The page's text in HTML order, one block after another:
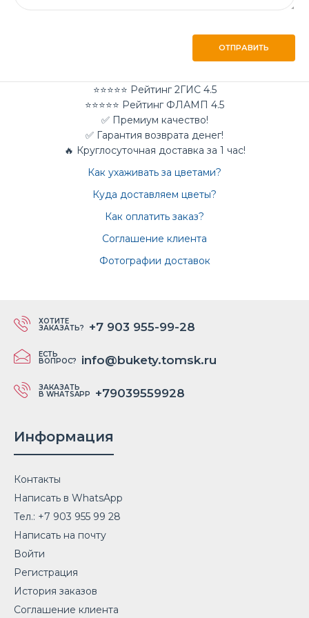
ОТПРАВИТЬ
⭐⭐⭐⭐⭐ Рейтинг 2ГИС 4.5
⭐⭐⭐⭐⭐ Рейтинг ФЛАМП 4.5
✅ Премиум качество!
✅ Гарантия возврата денег!
🔥 Круглосуточная доставка за 1 час!
Как ухаживать за цветами?
Куда доставляем цветы?
Как оплатить заказ?
Соглашение клиента
Фотографии доставок
ХОТИТЕ
ЗАКАЗАТЬ? +7 903 955-99-28
ЕСТЬ
ВОПРОС? info@bukety.tomsk.ru
ЗАКАЗАТЬ
В WHATSAPP +79039559928
Информация
Контакты
Написать в WhatsApp
Тел.: +7 903 955 99 28
Написать на почту
Войти
Регистрация
История заказов
Соглашение клиента